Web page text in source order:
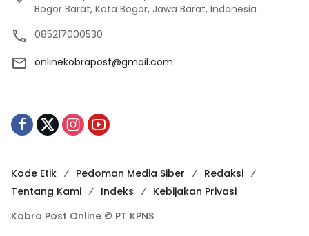
Bogor Barat, Kota Bogor, Jawa Barat, Indonesia
085217000530
onlinekobrapost@gmail.com
Kode Etik Pedoman Media Siber
Redaksi
Tentang Kami
Indeks
Kebijakan Privasi
Kobra Post Online © PT KPNS